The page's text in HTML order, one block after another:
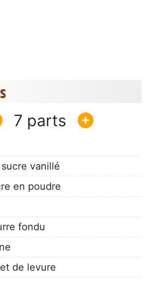
7
vanillé
en poudre
fondu
de levure